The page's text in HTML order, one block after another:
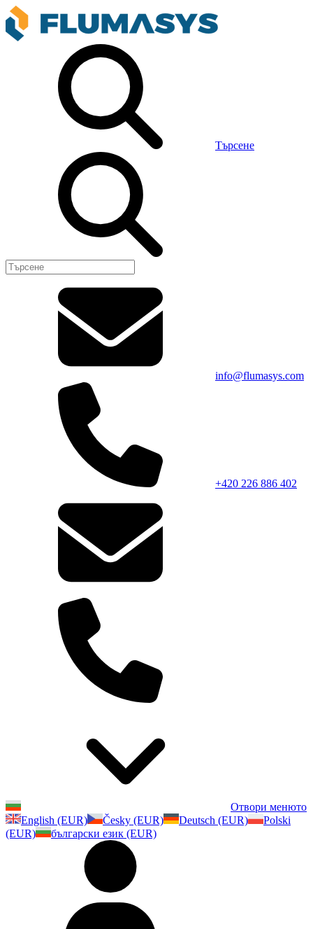
Търсене
info@flumasys.com
+420 226 886 402
Отвори менюто
English (EUR)
Česky (EUR) Deutsch (EUR)
Polski
(EUR)
български език (EUR)